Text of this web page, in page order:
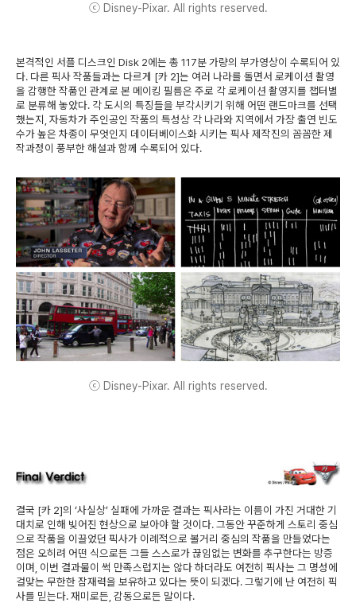
ⓒ Disney-Pixar. All rights reserved.
본격적인 서플 디스크인 Disk 2에는 총 117분 가량의 부가영상이 수록되어 있
다. 다른 픽사 작품들과는 다르게 [카 2]는 여러 나라를 돌면서 로케이션 촬영
을 감행한 작품인 관계로 본 메이킹 필름은 주로 각 로케이션 촬영지를 챕터별
로 분류해 놓았다. 각 도시의 특징들을 부각시키기 위해 어떤 랜드마크를 선택
했는지, 자동차가 주인공인 작품의 특성상 각 나라와 지역에서 가장 출연 빈도
수가 높은 차종이 무엇인지 데이터베이스화 시키는 픽사 제작진의 꼼꼼한 제
작과정이 풍부한 해설과 함께 수록되어 있다.
ⓒ Disney-Pixar. All rights reserved.
결국 [카 2]의 ‘사실상’ 실패에 가까운 결과는 픽사라는 이름이 가진 거대한 기
대치로 인해 빚어진 현상으로 보아야 할 것이다. 그동안 꾸준하게 스토리 중심
으로 작품을 이끌었던 픽사가 이례적으로 볼거리 중심의 작품을 만들었다는
점은 오히려 어떤 식으로든 그들 스스로가 끊임없는 변화를 추구한다는 방증
이며, 이번 결과물이 썩 만족스럽지는 않다 하더라도 여전히 픽사는 그 명성에
걸맞는 무한한 잠재력을 보유하고 있다는 뜻이 되겠다. 그렇기에 난 여전히 픽
사를 믿는다. 재미로든, 감동으로든 말이다.